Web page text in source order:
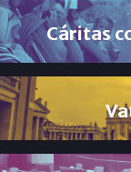
Cáritas